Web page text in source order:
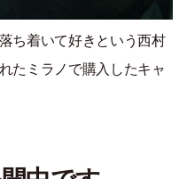
ち着いて好きという西村
たミラノで購入したキャ